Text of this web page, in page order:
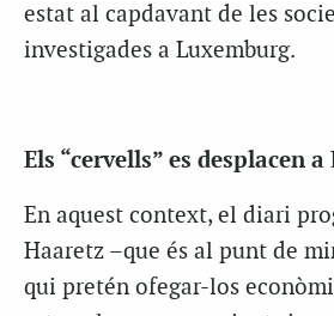
estat al capdavant de les
investigades a Luxemburg.
Els “cervells” es desplacen
En aquest context, el diari
Haaretz –que és al punt de
qui pretén ofegar-los